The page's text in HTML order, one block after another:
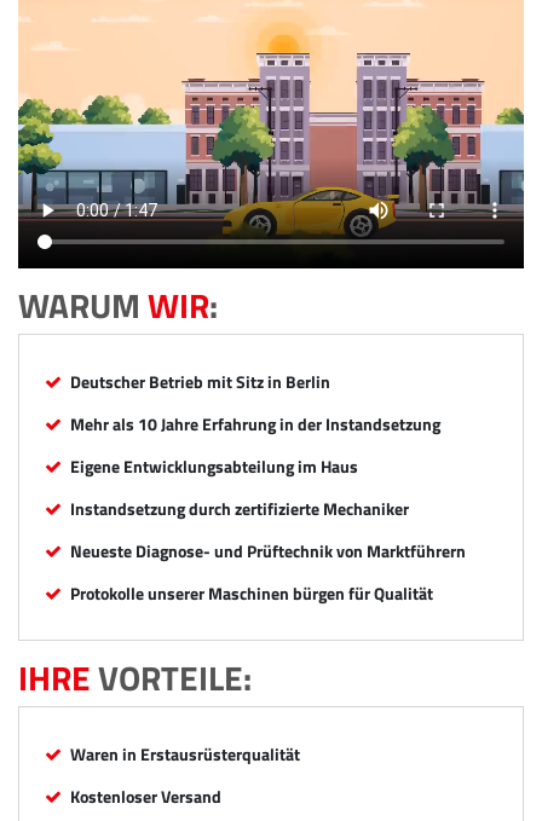
WARUMWIR:
Deutscher Betrieb mit Sitz in Berlin
Mehr als 10 Jahre Erfahrung in der Instandsetzung
Eigene Entwicklungsabteilung im Haus
Instandsetzung durch zertifizierte Mechaniker
Neueste Diagnose- und Prüftechnik von Marktführern
Protokolle unserer Maschinen bürgen für Qualität
IHREVORTEILE:
Waren in Erstausrüsterqualität
Kostenloser Versand